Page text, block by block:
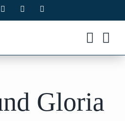
Instagram
Gloria